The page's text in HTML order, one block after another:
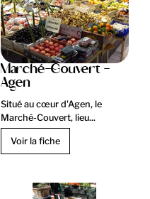
Marché-Couvert -
Agen
Situé au cœur d'Agen, le
Marché-Couvert, lieu...
Voir la fiche